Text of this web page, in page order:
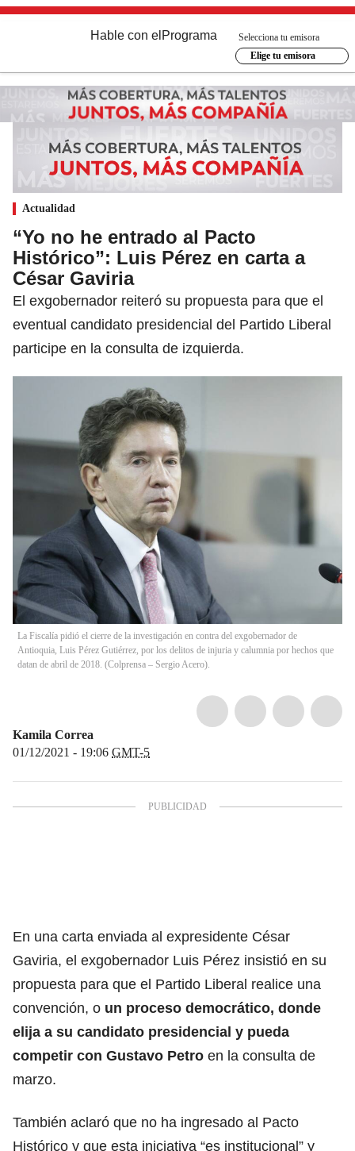
Hable con el Programa
Selecciona tu emisora
Elige tu emisora
Actualidad
“Yo no he entrado al Pacto
Histórico”: Luis Pérez en carta a
César Gaviria
El exgobernador reiteró su propuesta para que el
eventual candidato presidencial del Partido Liberal
participe en la consulta de izquierda.
La Fiscalía pidió el cierre de la investigación en contra del exgobernador de
Antioquia, Luis Pérez Gutiérrez, por los delitos de injuria y calumnia por hechos que
datan de abril de 2018. (Colprensa – Sergio Acero).
Kamila Correa
01/12/2021 - 19:06 GMT-5
En una carta enviada al expresidente César
Gaviria, el exgobernador Luis Pérez insistió en su
propuesta para que el Partido Liberal realice una
convención, o un proceso democrático, donde
elija a su candidato presidencial y pueda
competir con Gustavo Petro en la consulta de
marzo.
También aclaró que no ha ingresado al Pacto
Histórico y que esta iniciativa “es institucional” y